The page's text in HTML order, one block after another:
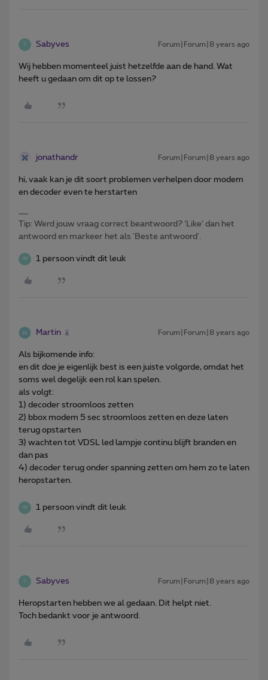
S Sabyves Forum|Forum|8 years ago
Wij hebben momenteel juist hetzelfde aan de hand. Wat
heeft u gedaan om dit op te lossen?
jonathandr Forum|Forum|8 years ago
hi, vaak kan je dit soort problemen verhelpen door modem
en decoder even te herstarten
Tip: Werd jouw vraag correct beantwoord? ‘Like’ dan het
antwoord en markeer het als 'Beste antwoord'.
W 1 persoon vindt dit leuk
Martin Forum|Forum|8 years ago
Als bijkomende info:
en dit doe je eigenlijk best is een juiste volgorde, omdat het
soms wel degelijk een rol kan spelen.
als volgt:
1) decoder stroomloos zetten
2) bbox modem 5 sec stroomloos zetten en deze laten
terug opstarten
3) wachten tot VDSL led lampje continu blijft branden en
dan pas
4) decoder terug onder spanning zetten om hem zo te laten
heropstarten.
W 1 persoon vindt dit leuk
S Sabyves Forum|Forum|8 years ago
Heropstarten hebben we al gedaan. Dit helpt niet.
Toch bedankt voor je antwoord.